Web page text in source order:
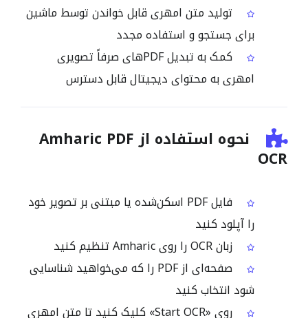
تولید متن امهری قابل خواندن توسط ماشین
برای جستجو و استفاده مجدد
کمک به تبدیل PDFهای صرفاً تصویری
امهری به محتوای دیجیتال قابل دسترس
نحوه استفاده از Amharic PDF
OCR
فایل PDF اسکن‌شده یا مبتنی بر تصویر خود
را آپلود کنید
زبان OCR را روی Amharic تنظیم کنید
صفحه‌ای از PDF را که می‌خواهید شناسایی
شود انتخاب کنید
روی «Start OCR» کلیک کنید تا متن امهری